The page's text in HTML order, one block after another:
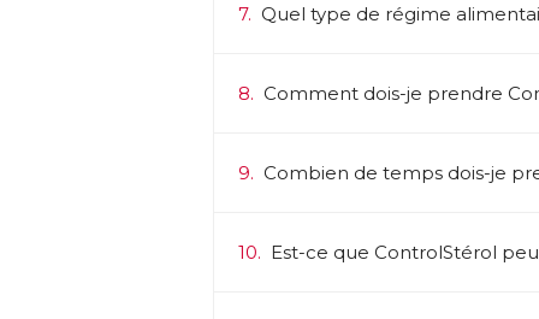
7. Quel type de régime
8. Comment dois-je prendre
9. Combien de temps dois-je
10. Est-ce que ControlStérol